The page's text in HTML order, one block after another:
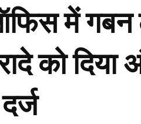
में गबन
को दिया